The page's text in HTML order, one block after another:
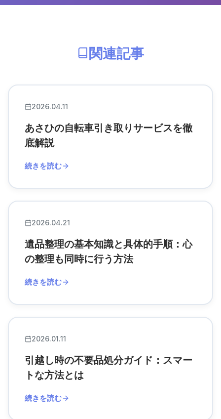
関連記事
2026.04.11
あさひの自転車引き取りサービスを徹
底解説
続きを読む
2026.04.21
遺品整理の基本知識と具体的手順：心
の整理も同時に行う方法
続きを読む
2026.01.11
引越し時の不要品処分ガイド：スマー
トな方法とは
続きを読む